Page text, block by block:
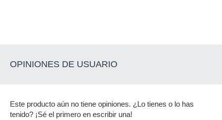
OPINIONES DE USUARIO
Este producto aún no tiene opiniones. ¿Lo tienes o lo has
tenido? ¡Sé el primero en escribir una!